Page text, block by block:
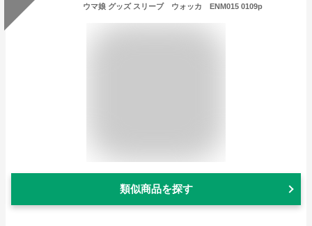
ウマ娘 グッズ スリーブ ウォッカ ENM015 0109p
類似商品を探す